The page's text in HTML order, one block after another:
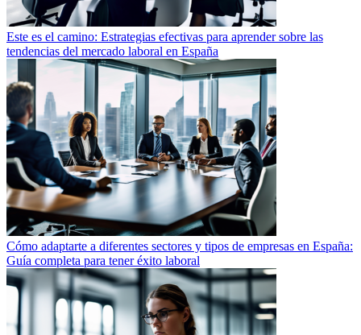
Este es el camino: Estrategias efectivas para aprender sobre las
tendencias del mercado laboral en España
Cómo adaptarte a diferentes sectores y tipos de empresas en España:
Guía completa para tener éxito laboral